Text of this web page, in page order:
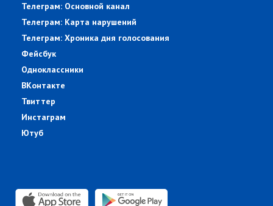
Телеграм: Основной канал
Телеграм: Карта нарушений
Телеграм: Хроника дня голосования
Фейсбук
Одноклассники
ВКонтакте
Твиттер
Инстаграм
Ютуб